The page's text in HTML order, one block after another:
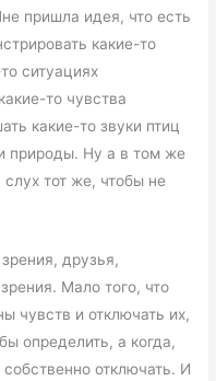
пришла идея, что есть
какие-то
ситуациях
то чувства
какие-то звуки птиц
природы. Ну а в том же
слух тот же, чтобы не
друзья,
Мало того, что
чувств и отключать их,
определить, а когда,
отключать. И